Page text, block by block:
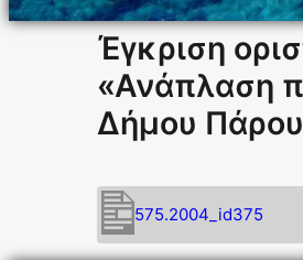
Έγκριση
«Ανάπλαση
Δήμου
575.2004_id375